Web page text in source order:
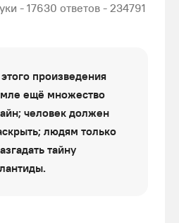
- 17630 ответов - 234791
произведения
ещё множество
человек должен
людям только
тайну